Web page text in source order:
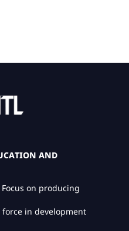
AND
on producing
in development